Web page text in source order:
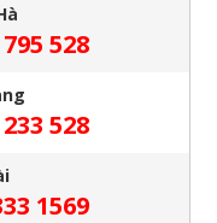
528
528
1569